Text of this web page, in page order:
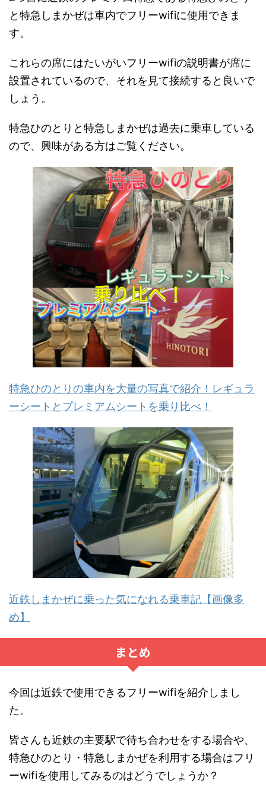
と特急しまかぜは車内でフリーwifiに使用できま
す。
これらの席にはたいがいフリーwifiの説明書が席に
設置されているので、それを見て接続すると良いで
しょう。
特急ひのとりと特急しまかぜは過去に乗車している
ので、興味がある方はご覧ください。
特急ひのとりの車内を大量の写真で紹介！レギュラ
ーシートとプレミアムシートを乗り比べ！
近鉄しまかぜに乗った気になれる乗車記【画像多
め】
まとめ
今回は近鉄で使用できるフリーwifiを紹介しまし
た。
皆さんも近鉄の主要駅で待ち合わせをする場合や、
特急ひのとり・特急しまかぜを利用する場合はフリ
ーwifiを使用してみるのはどうでしょうか？